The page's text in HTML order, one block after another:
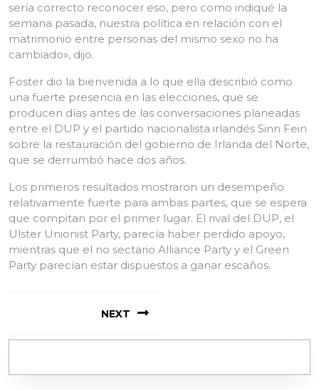
sería correcto reconocer eso, pero como indiqué la
semana pasada, nuestra política en relación con el
matrimonio entre personas del mismo sexo no ha
cambiado», dijo.
Foster dio la bienvenida a lo que ella describió como
una fuerte presencia en las elecciones, que se
producen días antes de las conversaciones planeadas
entre el DUP y el partido nacionalista irlandés Sinn Fein
sobre la restauración del gobierno de Irlanda del Norte,
que se derrumbó hace dos años.
Los primeros resultados mostraron un desempeño
relativamente fuerte para ambas partes, que se espera
que compitan por el primer lugar. El rival del DUP, el
Ulster Unionist Party, parecía haber perdido apoyo,
mientras que el no sectario Alliance Party y el Green
Party parecían estar dispuestos a ganar escaños.
NEXT